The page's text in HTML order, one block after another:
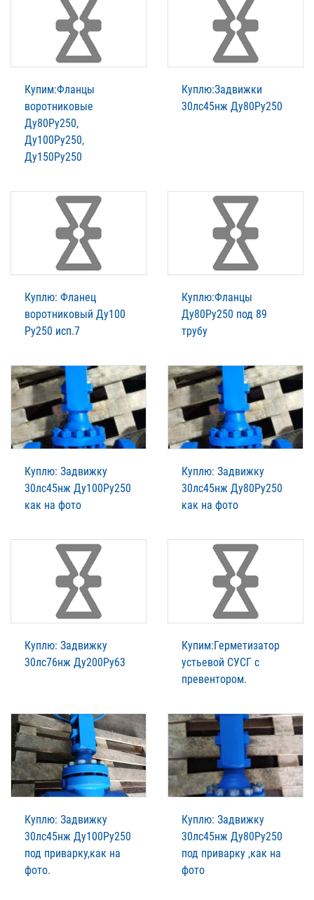
Купим:Фланцы
воротниковые
Ду80Ру250,
Ду100Ру250,
Ду150Ру250
Куплю:Задвижки
30лс45нж Ду80Ру250
Куплю: Фланец
воротниковый Ду100
Ру250 исп.7
Куплю:Фланцы
Ду80Ру250 под 89
трубу
Куплю: Задвижку
30лс45нж Ду100Ру250
как на фото
Куплю: Задвижку
30лс45нж Ду80Ру250
как на фото
Куплю: Задвижку
30лс76нж Ду200Ру63
Купим:Герметизатор
устьевой СУСГ с
превентором.
Куплю: Задвижку
30лс45нж Ду100Ру250
под приварку,как на
фото.
Куплю: Задвижку
30лс45нж Ду80Ру250
под приварку ,как на
фото